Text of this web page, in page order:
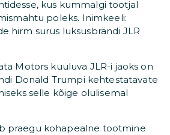
kus kummalgi tootjal
poleks. Inimkeeli:
hirm surus luksusbrändi JLR
Motors kuuluva JLR-i jaoks on
Donald Trumpi kehtestatavate
selle kõige olulisemal
praegu kohapealne tootmine